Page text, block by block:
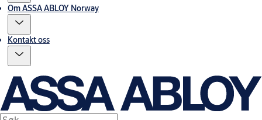
Om ASSA ABLOY Norway
Kontakt oss